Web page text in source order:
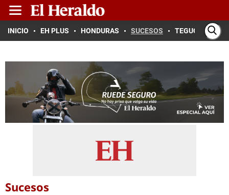
INICIO EH PLUS HONDURAS SUCESOS TEGUCIGALPA
Sucesos